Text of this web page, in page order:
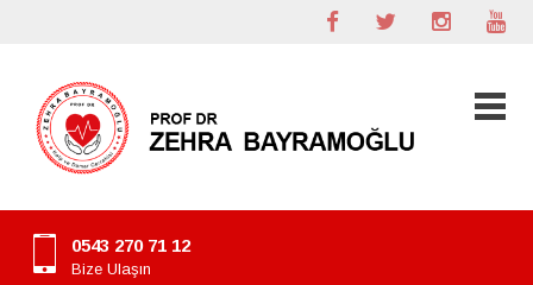
0543 270 71 12
Bize Ulaşın